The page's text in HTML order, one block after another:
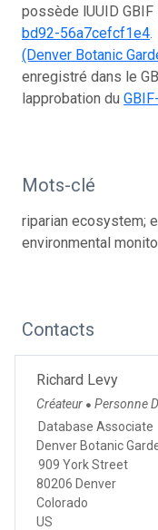
possède lUUID GBIF
bd92-56a7cefcf1e4.
(Denver Botanic
enregistré dans le
lapprobation du
Mots-clé
riparian ecosystem;
environmental
Contacts
Richard Levy
Créateur ● Personne
Database Associate
Denver Botanic
909 York Street
80206 Denver
Colorado
US